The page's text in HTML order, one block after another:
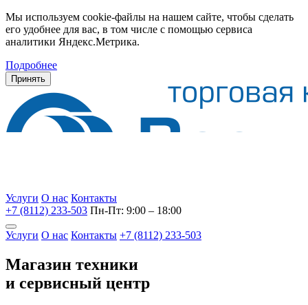
Мы используем cookie-файлы на нашем сайте, чтобы сделать
его удобнее для вас, в том числе с помощью сервиса
аналитики Яндекс.Метрика.
Подробнее
Принять
Услуги О нас Контакты
+7 (8112) 233-503 Пн-Пт: 9:00 – 18:00
Услуги О нас Контакты +7 (8112) 233-503
Магазин техники
и сервисный центр